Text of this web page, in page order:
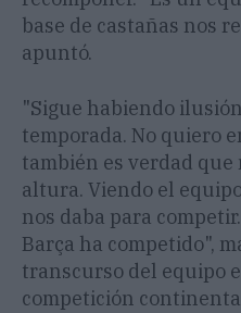
base de castañas nos
apuntó.
"Sigue habiendo
temporada. No quiero
también es verdad que
altura. Viendo el
nos daba para
Barça ha competido",
transcurso del equipo
competición